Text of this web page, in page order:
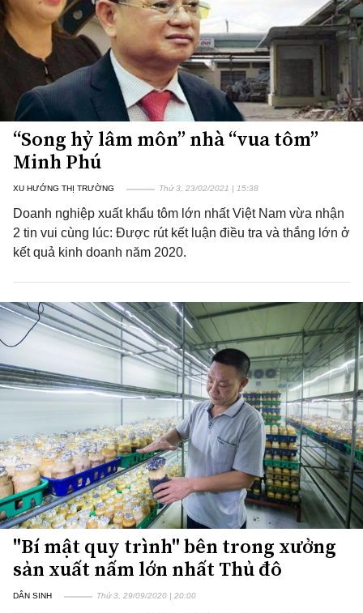
“Song hỷ lâm môn” nhà “vua tôm”
Minh Phú
XU HƯỚNG THỊ TRƯỜNG Thứ 3, 23/02/2021 | 15:38
Doanh nghiệp xuất khẩu tôm lớn nhất Việt Nam vừa nhận
2 tin vui cùng lúc: Được rút kết luận điều tra và thắng lớn ở
kết quả kinh doanh năm 2020.
"Bí mật quy trình" bên trong xưởng
sản xuất nấm lớn nhất Thủ đô
DÂN SINH Thứ 3, 29/09/2020 | 20:00